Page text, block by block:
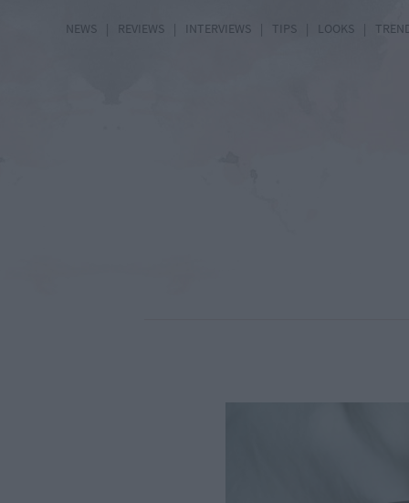
NEWS REVIEWS INTERVIEWS TIPS LOOKS